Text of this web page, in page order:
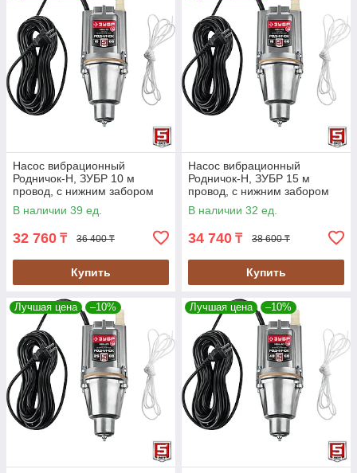
Насос вибрационный
Родничок-Н, ЗУБР 10 м
провод, с нижним забором
воды, серия "Мастер"
(НВН-10)
В наличии 39 ед.
32 760 ₸ 36 400 ₸
Купить
Насос вибрационный
Родничок-Н, ЗУБР 15 м
провод, с нижним забором
воды, серия "Мастер"
(НВН-15)
В наличии 32 ед.
34 740 ₸ 38 600 ₸
Купить
Лучшая цена –10% Лучшая цена –10%